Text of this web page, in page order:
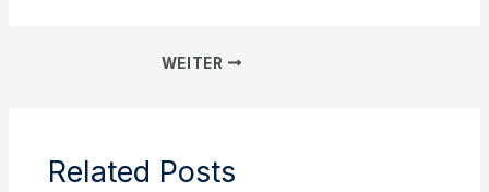
WEITER
Related Posts